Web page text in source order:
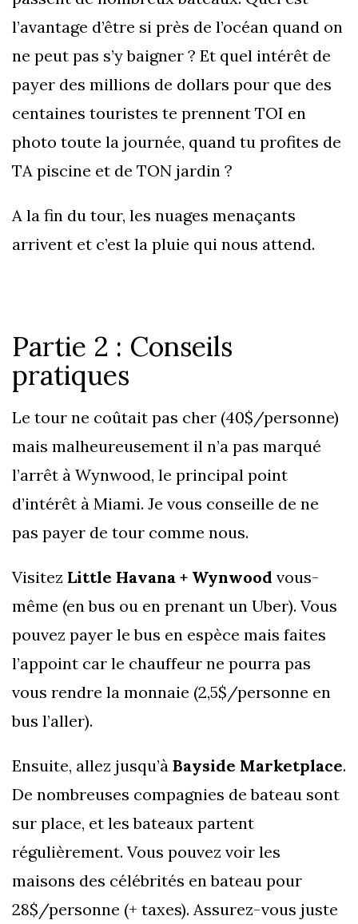
l’avantage d’être si près de l’océan quand on
ne peut pas s’y baigner ? Et quel intérêt de
payer des millions de dollars pour que des
centaines touristes te prennent TOI en
photo toute la journée, quand tu profites de
TA piscine et de TON jardin ?
A la fin du tour, les nuages menaçants
arrivent et c’est la pluie qui nous attend.
Partie 2 : Conseils
pratiques
Le tour ne coûtait pas cher (40$/personne)
mais malheureusement il n’a pas marqué
l’arrêt à Wynwood, le principal point
d’intérêt à Miami. Je vous conseille de ne
pas payer de tour comme nous.
Visitez Little Havana + Wynwood vous-
même (en bus ou en prenant un Uber). Vous
pouvez payer le bus en espèce mais faites
l’appoint car le chauffeur ne pourra pas
vous rendre la monnaie (2,5$/personne en
bus l’aller).
Ensuite, allez jusqu’à Bayside Marketplace.
De nombreuses compagnies de bateau sont
sur place, et les bateaux partent
régulièrement. Vous pouvez voir les
maisons des célébrités en bateau pour
28$/personne (+ taxes). Assurez-vous juste